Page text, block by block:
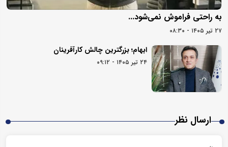
به راحتی فراموش نمی‌شود...
۲۷ تیر ۱۴۰۵ - ۰۸:۳۰
ابهام؛ بزرگترین چالش کارآفرینان
۲۴ تیر ۱۴۰۵ - ۰۹:۱۲
ارسال نظر